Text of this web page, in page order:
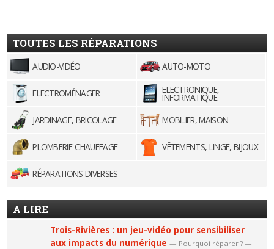
TOUTES LES RÉPARATIONS
AUDIO-VIDÉO AUTO-MOTO
ELECTROMÉNAGER ELECTRONIQUE,
INFORMATIQUE
JARDINAGE, BRICOLAGE
MOBILIER, MAISON
PLOMBERIE-CHAUFFAGE VÊTEMENTS, LINGE, BIJOUX
RÉPARATIONS DIVERSES
A LIRE
Trois-Rivières : un jeu-vidéo pour sensibiliser
aux impacts du numérique — Pourquoi réparer ? —